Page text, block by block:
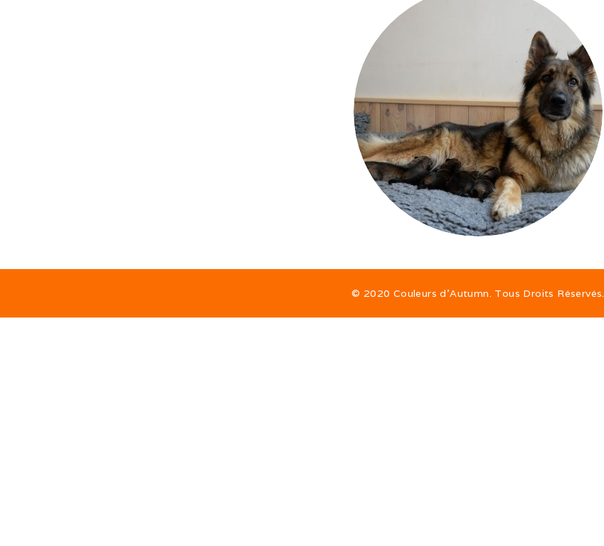
© 2020 Couleurs d’Autumn. Tous Droits Réservés.